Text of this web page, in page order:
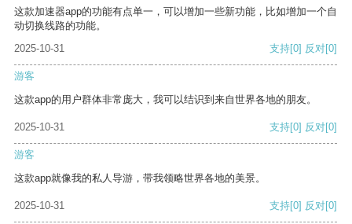
这款加速器app的功能有点单一，可以增加一些新功能，比如增加一个自
动切换线路的功能。
2025-10-31
支持[0] 反对[0]
游客
这款app的用户群体非常庞大，我可以结识到来自世界各地的朋友。
2025-10-31 支持[0] 反对[0]
游客
这款app就像我的私人导游，带我领略世界各地的美景。
2025-10-31 支持[0] 反对[0]